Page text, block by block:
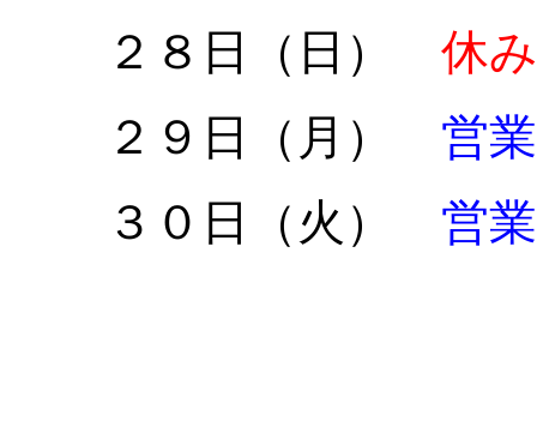
２８日（日） 休み
２９日（月） 営業
３０日（火） 営業